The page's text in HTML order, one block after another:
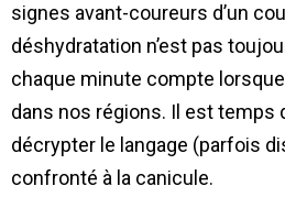
signes avant-coureurs d’un
déshydratation n’est pas
chaque minute compte
dans nos régions. Il est temps
décrypter le langage (parfois
confronté à la canicule.